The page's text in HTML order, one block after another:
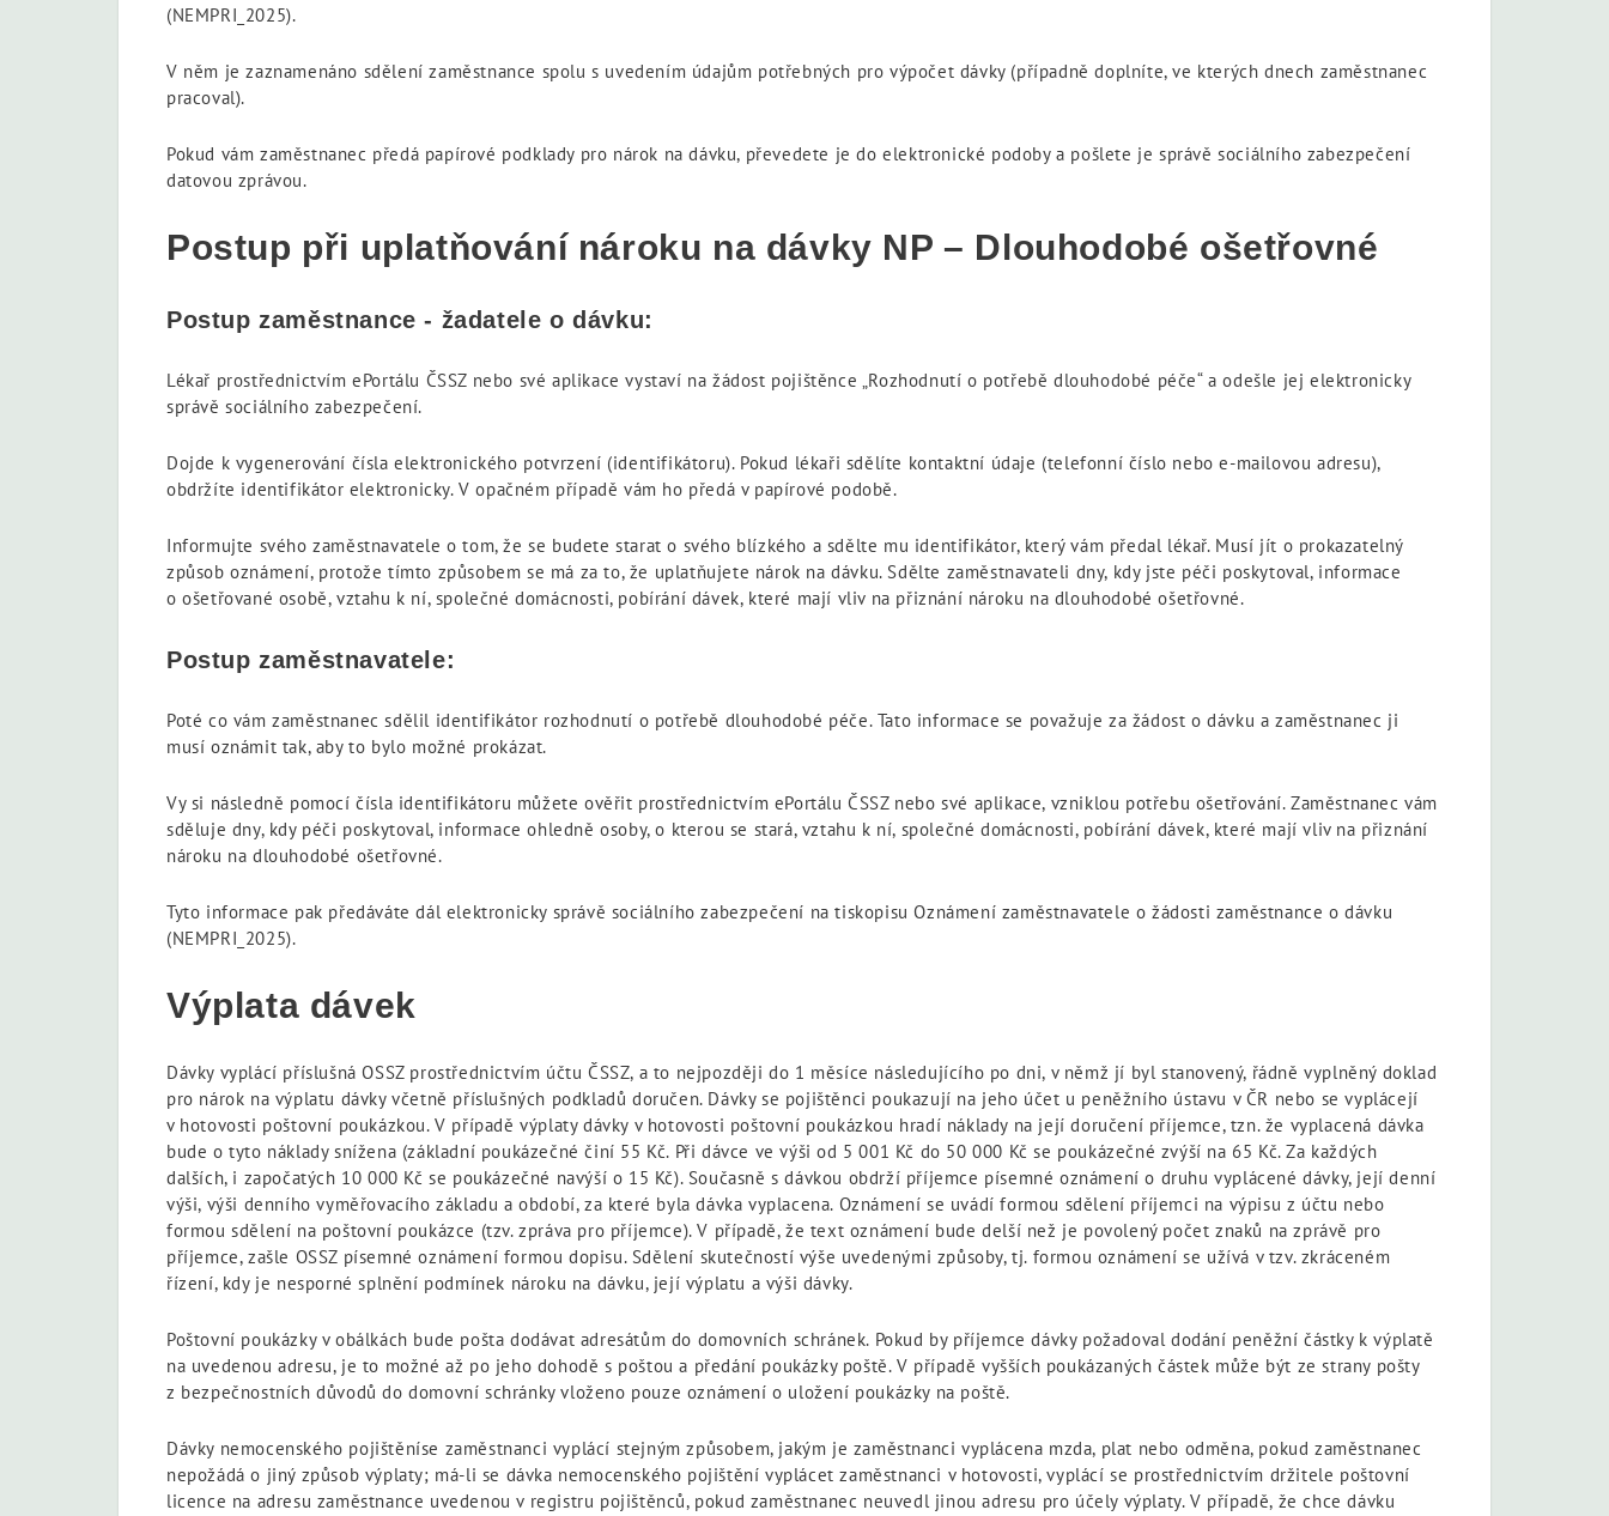
(NEMPRI_2025).
V něm je zaznamenáno sdělení zaměstnance spolu s uvedením údajům potřebných pro výpočet dávky (případně doplníte, ve kterých dnech zaměstnanec
pracoval).
Pokud vám zaměstnanec předá papírové podklady pro nárok na dávku, převedete je do elektronické podoby a pošlete je správě sociálního zabezpečení
datovou zprávou.
Postup při uplatňování nároku na dávky NP – Dlouhodobé ošetřovné
Postup zaměstnance - žadatele o dávku:
Lékař prostřednictvím ePortálu ČSSZ nebo své aplikace vystaví na žádost pojištěnce „Rozhodnutí o potřebě dlouhodobé péče“ a odešle jej elektronicky
správě sociálního zabezpečení.
Dojde k vygenerování čísla elektronického potvrzení (identifikátoru). Pokud lékaři sdělíte kontaktní údaje (telefonní číslo nebo e-mailovou adresu),
obdržíte identifikátor elektronicky. V opačném případě vám ho předá v papírové podobě.
Informujte svého zaměstnavatele o tom, že se budete starat o svého blízkého a sdělte mu identifikátor, který vám předal lékař. Musí jít o prokazatelný
způsob oznámení, protože tímto způsobem se má za to, že uplatňujete nárok na dávku. Sdělte zaměstnavateli dny, kdy jste péči poskytoval, informace
o ošetřované osobě, vztahu k ní, společné domácnosti, pobírání dávek, které mají vliv na přiznání nároku na dlouhodobé ošetřovné.
Postup zaměstnavatele:
Poté co vám zaměstnanec sdělil identifikátor rozhodnutí o potřebě dlouhodobé péče. Tato informace se považuje za žádost o dávku a zaměstnanec ji
musí oznámit tak, aby to bylo možné prokázat.
Vy si následně pomocí čísla identifikátoru můžete ověřit prostřednictvím ePortálu ČSSZ nebo své aplikace, vzniklou potřebu ošetřování. Zaměstnanec vám
sděluje dny, kdy péči poskytoval, informace ohledně osoby, o kterou se stará, vztahu k ní, společné domácnosti, pobírání dávek, které mají vliv na přiznání
nároku na dlouhodobé ošetřovné.
Tyto informace pak předáváte dál elektronicky správě sociálního zabezpečení na tiskopisu Oznámení zaměstnavatele o žádosti zaměstnance o dávku
(NEMPRI_2025).
Výplata dávek
Dávky vyplácí příslušná OSSZ prostřednictvím účtu ČSSZ, a to nejpozději do 1 měsíce následujícího po dni, v němž jí byl stanovený, řádně vyplněný doklad
pro nárok na výplatu dávky včetně příslušných podkladů doručen. Dávky se pojištěnci poukazují na jeho účet u peněžního ústavu v ČR nebo se vyplácejí
v hotovosti poštovní poukázkou. V případě výplaty dávky v hotovosti poštovní poukázkou hradí náklady na její doručení příjemce, tzn. že vyplacená dávka
bude o tyto náklady snížena (základní poukázečné činí 55 Kč. Při dávce ve výši od 5 001 Kč do 50 000 Kč se poukázečné zvýší na 65 Kč. Za každých
dalších, i započatých 10 000 Kč se poukázečné navýší o 15 Kč). Současně s dávkou obdrží příjemce písemné oznámení o druhu vyplácené dávky, její denní
výši, výši denního vyměřovacího základu a období, za které byla dávka vyplacena. Oznámení se uvádí formou sdělení příjemci na výpisu z účtu nebo
formou sdělení na poštovní poukázce (tzv. zpráva pro příjemce). V případě, že text oznámení bude delší než je povolený počet znaků na zprávě pro
příjemce, zašle OSSZ písemné oznámení formou dopisu. Sdělení skutečností výše uvedenými způsoby, tj. formou oznámení se užívá v tzv. zkráceném
řízení, kdy je nesporné splnění podmínek nároku na dávku, její výplatu a výši dávky.
Poštovní poukázky v obálkách bude pošta dodávat adresátům do domovních schránek. Pokud by příjemce dávky požadoval dodání peněžní částky k výplatě
na uvedenou adresu, je to možné až po jeho dohodě s poštou a předání poukázky poště. V případě vyšších poukázaných částek může být ze strany pošty
z bezpečnostních důvodů do domovní schránky vloženo pouze oznámení o uložení poukázky na poště.
Dávky nemocenského pojištěníse zaměstnanci vyplácí stejným způsobem, jakým je zaměstnanci vyplácena mzda, plat nebo odměna, pokud zaměstnanec
nepožádá o jiný způsob výplaty; má-li se dávka nemocenského pojištění vyplácet zaměstnanci v hotovosti, vyplácí se prostřednictvím držitele poštovní
licence na adresu zaměstnance uvedenou v registru pojištěnců, pokud zaměstnanec neuvedl jinou adresu pro účely výplaty. V případě, že chce dávku